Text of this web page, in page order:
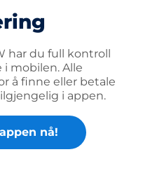
har du full kontroll
mobilen. Alle
å finne eller betale
i appen.
nå!